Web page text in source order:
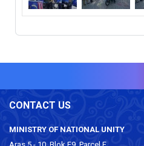
CONTACT US
MINISTRY OF NATIONAL UNITY